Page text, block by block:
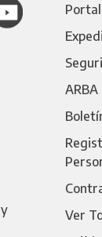
ARBA
Ver